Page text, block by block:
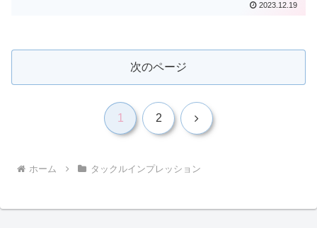
2023.12.19
次のページ
1 2 次
ホーム タックルインプレッション